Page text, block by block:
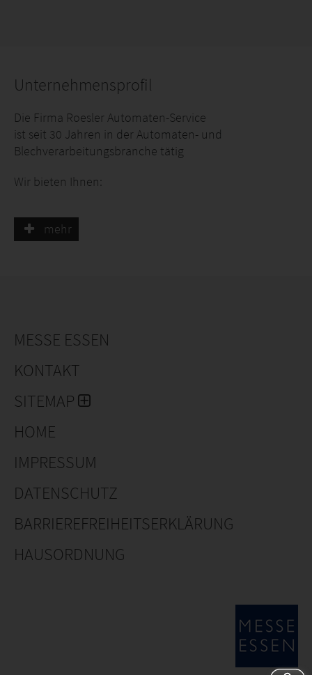
Unternehmensprofil
Die Firma Roesler Automaten-Service
ist seit 30 Jahren in der Automaten- und
Blechverarbeitungsbranche tätig
Wir bieten Ihnen:
Vendingautomaten
Frischwarenautomaten
Oberflächen Bearbeitung
Blechverarbeitung
und vieles mehr.
mehr
MESSE ESSEN
KONTAKT
SITEMAP
HOME
IMPRESSUM
DATENSCHUTZ
BARRIEREFREIHEITSERKLÄRUNG
HAUSORDNUNG